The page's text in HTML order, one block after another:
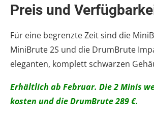
Preis und
Für eine begrenzte Zeit sind die
MiniBrute 2S und die DrumBrute
eleganten, komplett schwarzen
Erhältlich ab Februar. Die 2 Minis
kosten und die DrumBrute 289 €.